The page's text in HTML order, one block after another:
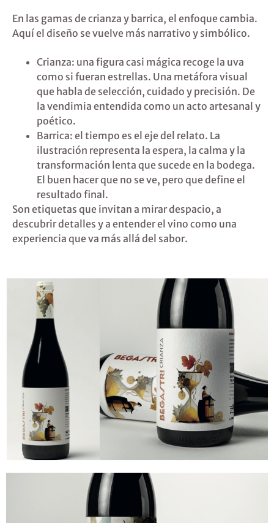
En las gamas de crianza y barrica, el enfoque cambia.
Aquí el diseño se vuelve más narrativo y simbólico.
Crianza: una figura casi mágica recoge la uva
como si fueran estrellas. Una metáfora visual
que habla de selección, cuidado y precisión. De
la vendimia entendida como un acto artesanal y
poético.
Barrica: el tiempo es el eje del relato. La
ilustración representa la espera, la calma y la
transformación lenta que sucede en la bodega.
El buen hacer que no se ve, pero que define el
resultado final.
Son etiquetas que invitan a mirar despacio, a
descubrir detalles y a entender el vino como una
experiencia que va más allá del sabor.